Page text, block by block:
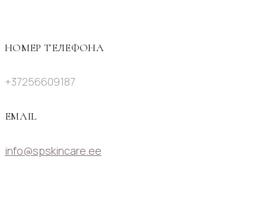
НОМЕР ТЕЛЕФОНА
+37256609187
EMAIL
info@spskincare.ee